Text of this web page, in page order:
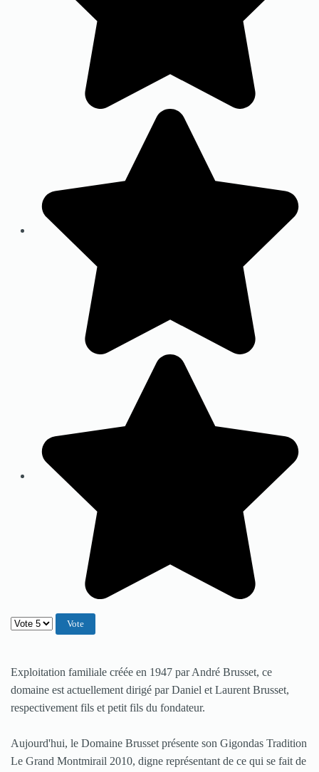
Veuillez voter
Exploitation familiale créée en 1947 par André Brusset, ce
domaine est actuellement dirigé par Daniel et Laurent Brusset,
respectivement fils et petit fils du fondateur.
Aujourd'hui, le Domaine Brusset présente son Gigondas Tradition
Le Grand Montmirail 2010, digne représentant de ce qui se fait de